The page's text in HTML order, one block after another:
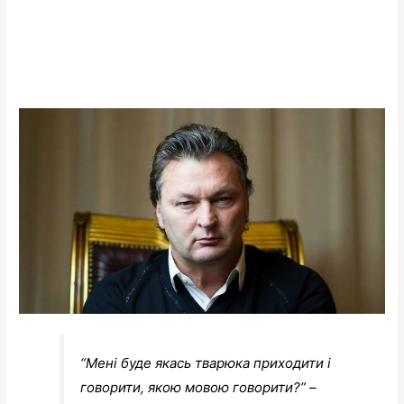
“Мені буде якась тварюка приходити і
говорити, якою мовою говорити?” –